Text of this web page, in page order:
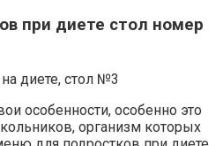
при диете стол номер
особенности, особенно это
организм которых